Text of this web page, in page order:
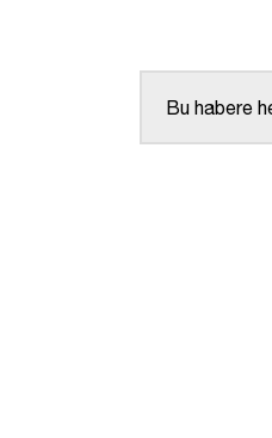
Bu habere